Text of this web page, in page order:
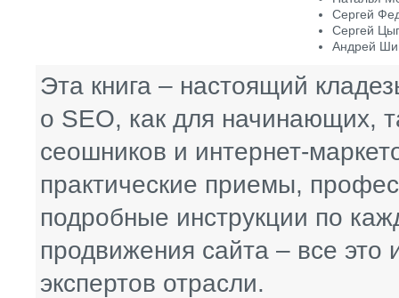
Сергей
Сергей
Андрей
Эта книга – настоящий
о SEO, как для начинающих,
сеошников и интернет-
практические приемы,
подробные инструкции по
продвижения сайта – все это
экспертов отрасли.